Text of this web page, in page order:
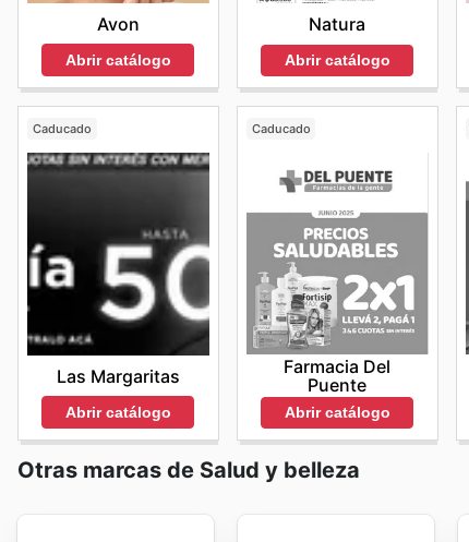
Avon
Abrir catálogo
Natura
Abrir catálogo
Caducado
Las Margaritas
Abrir catálogo
Caducado
Farmacia Del
Puente
Abrir catálogo
Otras marcas de Salud y belleza